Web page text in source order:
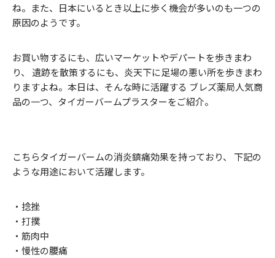
ね。また、日本にいるとき以上に歩く機会が多いのも一つの
原因のようです。
お買い物するにも、広いマーケットやデパートを歩きまわ
り、 遺跡を散策するにも、炎天下に足場の悪い所を歩きまわ
りますよね。本日は、そんな時に活躍する ブレズ薬局人気商
品の一つ、タイガーバームプラスターをご紹介。
こちらタイガーバームの消炎鎮痛効果を持っており、 下記の
ような用途において活躍します。
・捻挫
・打撲
・筋肉中
・慢性の腰痛